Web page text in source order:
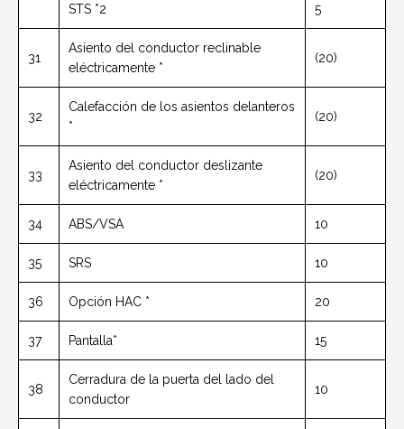
STS *2 5
31
Asiento del conductor reclinable
eléctricamente *
(20)
32
Calefacción de los asientos delanteros
*
(20)
33
Asiento del conductor deslizante
eléctricamente *
(20)
34 ABS/VSA 10
35 SRS 10
36 Opción HAC * 20
37 Pantalla* 15
38
Cerradura de la puerta del lado del
conductor
10